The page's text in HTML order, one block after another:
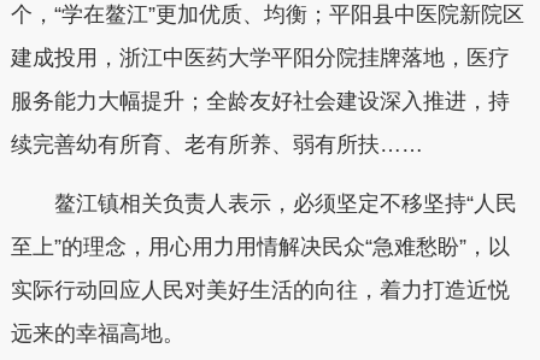
个，“学在鳌江”更加优质、均衡；平阳县中医院新院区
建成投用，浙江中医药大学平阳分院挂牌落地，医疗
服务能力大幅提升；全龄友好社会建设深入推进，持
续完善幼有所育、老有所养、弱有所扶……
鳌江镇相关负责人表示，必须坚定不移坚持“人民
至上”的理念，用心用力用情解决民众“急难愁盼”，以
实际行动回应人民对美好生活的向往，着力打造近悦
远来的幸福高地。